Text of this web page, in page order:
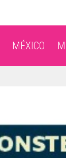
MÉXICO